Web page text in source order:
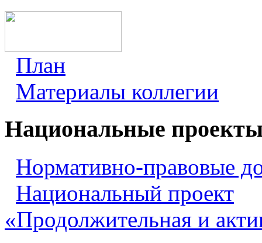
План
Материалы коллегии
Национальные
Нормативно-правовые
Национальный проект
«Продолжительная и